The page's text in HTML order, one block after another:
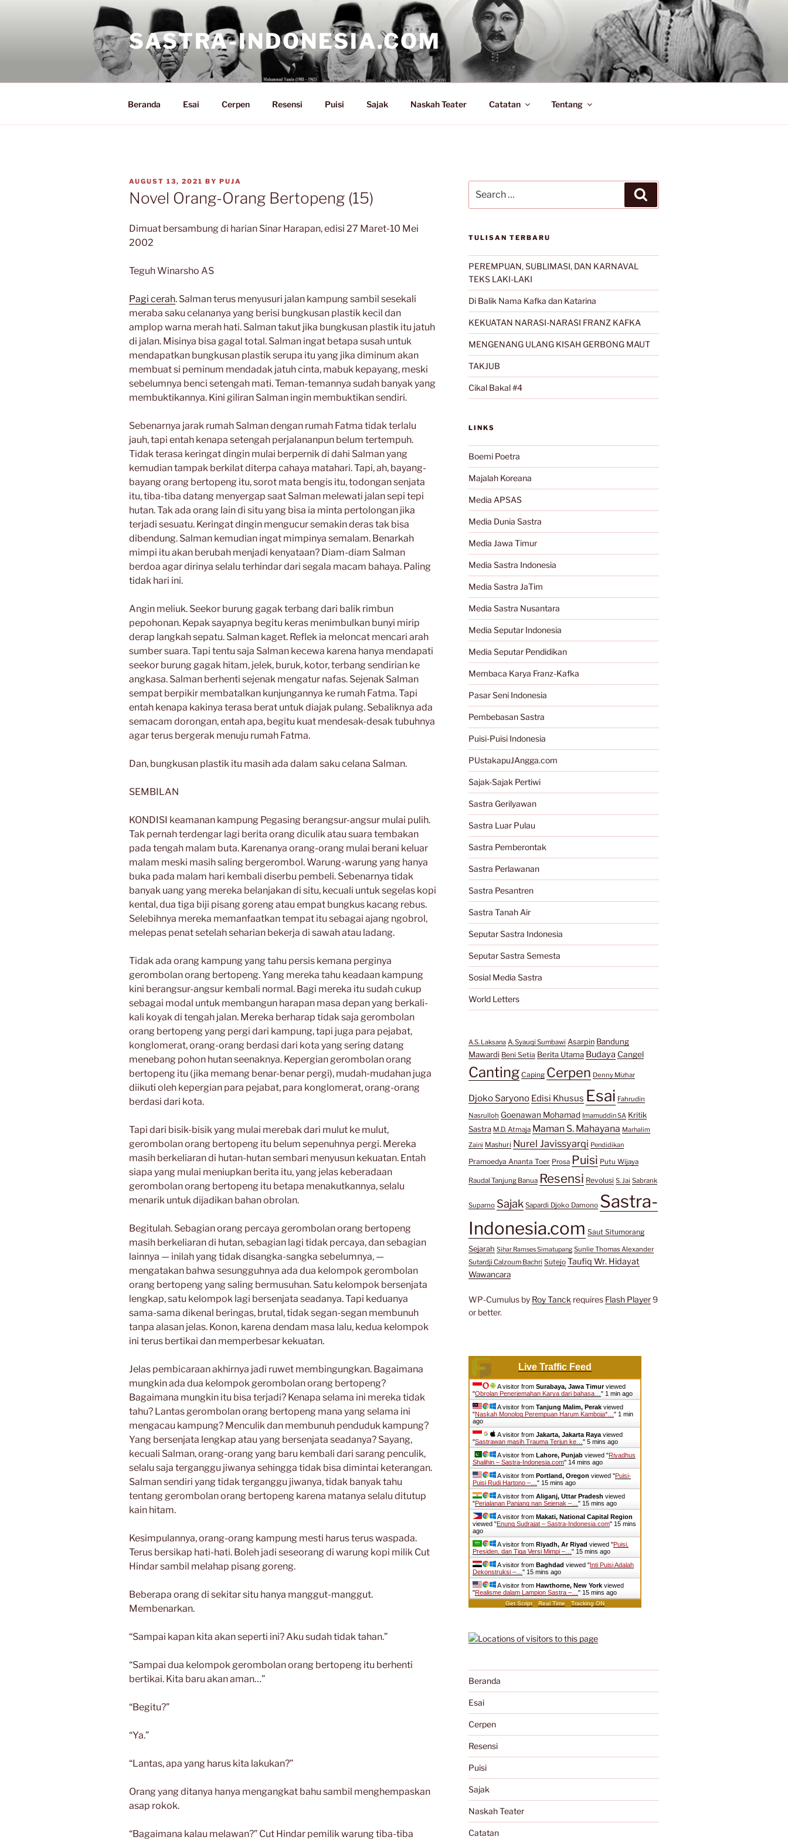
SASTRA-INDONESIA.COM
Beranda Esai Cerpen Resensi Puisi Sajak Naskah Teater Catatan Tentang
POSTED
ON
AUGUST 13, 2021 BY PUJA
Novel Orang-Orang Bertopeng (15)
Dimuat bersambung di harian Sinar Harapan, edisi 27 Maret-10 Mei
2002
Teguh Winarsho AS
Pagi cerah. Salman terus menyusuri jalan kampung sambil sesekali
meraba saku celananya yang berisi bungkusan plastik kecil dan
amplop warna merah hati. Salman takut jika bungkusan plastik itu jatuh
di jalan. Misinya bisa gagal total. Salman ingat betapa susah untuk
mendapatkan bungkusan plastik serupa itu yang jika diminum akan
membuat si peminum mendadak jatuh cinta, mabuk kepayang, meski
sebelumnya benci setengah mati. Teman-temannya sudah banyak yang
membuktikannya. Kini giliran Salman ingin membuktikan sendiri.
Sebenarnya jarak rumah Salman dengan rumah Fatma tidak terlalu
jauh, tapi entah kenapa setengah perjalananpun belum tertempuh.
Tidak terasa keringat dingin mulai berpernik di dahi Salman yang
kemudian tampak berkilat diterpa cahaya matahari. Tapi, ah, bayang-
bayang orang bertopeng itu, sorot mata bengis itu, todongan senjata
itu, tiba-tiba datang menyergap saat Salman melewati jalan sepi tepi
hutan. Tak ada orang lain di situ yang bisa ia minta pertolongan jika
terjadi sesuatu. Keringat dingin mengucur semakin deras tak bisa
dibendung. Salman kemudian ingat mimpinya semalam. Benarkah
mimpi itu akan berubah menjadi kenyataan? Diam-diam Salman
berdoa agar dirinya selalu terhindar dari segala macam bahaya. Paling
tidak hari ini.
Angin meliuk. Seekor burung gagak terbang dari balik rimbun
pepohonan. Kepak sayapnya begitu keras menimbulkan bunyi mirip
derap langkah sepatu. Salman kaget. Reflek ia meloncat mencari arah
sumber suara. Tapi tentu saja Salman kecewa karena hanya mendapati
seekor burung gagak hitam, jelek, buruk, kotor, terbang sendirian ke
angkasa. Salman berhenti sejenak mengatur nafas. Sejenak Salman
sempat berpikir membatalkan kunjungannya ke rumah Fatma. Tapi
entah kenapa kakinya terasa berat untuk diajak pulang. Sebaliknya ada
semacam dorongan, entah apa, begitu kuat mendesak-desak tubuhnya
agar terus bergerak menuju rumah Fatma.
Dan, bungkusan plastik itu masih ada dalam saku celana Salman.
SEMBILAN
KONDISI keamanan kampung Pegasing berangsur-angsur mulai pulih.
Tak pernah terdengar lagi berita orang diculik atau suara tembakan
pada tengah malam buta. Karenanya orang-orang mulai berani keluar
malam meski masih saling bergerombol. Warung-warung yang hanya
buka pada malam hari kembali diserbu pembeli. Sebenarnya tidak
banyak uang yang mereka belanjakan di situ, kecuali untuk segelas kopi
kental, dua tiga biji pisang goreng atau empat bungkus kacang rebus.
Selebihnya mereka memanfaatkan tempat itu sebagai ajang ngobrol,
melepas penat setelah seharian bekerja di sawah atau ladang.
Tidak ada orang kampung yang tahu persis kemana perginya
gerombolan orang bertopeng. Yang mereka tahu keadaan kampung
kini berangsur-angsur kembali normal. Bagi mereka itu sudah cukup
sebagai modal untuk membangun harapan masa depan yang berkali-
kali koyak di tengah jalan. Mereka berharap tidak saja gerombolan
orang bertopeng yang pergi dari kampung, tapi juga para pejabat,
konglomerat, orang-orang berdasi dari kota yang sering datang
menebang pohon hutan seenaknya. Kepergian gerombolan orang
bertopeng itu (jika memang benar-benar pergi), mudah-mudahan juga
diikuti oleh kepergian para pejabat, para konglomerat, orang-orang
berdasi dari kota.
Tapi dari bisik-bisik yang mulai merebak dari mulut ke mulut,
gerombolan orang bertopeng itu belum sepenuhnya pergi. Mereka
masih berkeliaran di hutan-hutan sembari menyusun kekuatan. Entah
siapa yang mulai meniupkan berita itu, yang jelas keberadaan
gerombolan orang bertopeng itu betapa menakutkannya, selalu
menarik untuk dijadikan bahan obrolan.
Begitulah. Sebagian orang percaya gerombolan orang bertopeng
masih berkeliaran di hutan, sebagian lagi tidak percaya, dan sebagian
lainnya — inilah yang tidak disangka-sangka sebelumnya, —
mengatakan bahwa sesungguhnya ada dua kelompok gerombolan
orang bertopeng yang saling bermusuhan. Satu kelompok bersenjata
lengkap, satu kelompok lagi bersenjata seadanya. Tapi keduanya
sama-sama dikenal beringas, brutal, tidak segan-segan membunuh
tanpa alasan jelas. Konon, karena dendam masa lalu, kedua kelompok
ini terus bertikai dan memperbesar kekuatan.
Jelas pembicaraan akhirnya jadi ruwet membingungkan. Bagaimana
mungkin ada dua kelompok gerombolan orang bertopeng?
Bagaimana mungkin itu bisa terjadi? Kenapa selama ini mereka tidak
tahu? Lantas gerombolan orang bertopeng mana yang selama ini
mengacau kampung? Menculik dan membunuh penduduk kampung?
Yang bersenjata lengkap atau yang bersenjata seadanya? Sayang,
kecuali Salman, orang-orang yang baru kembali dari sarang penculik,
selalu saja terganggu jiwanya sehingga tidak bisa dimintai keterangan.
Salman sendiri yang tidak terganggu jiwanya, tidak banyak tahu
tentang gerombolan orang bertopeng karena matanya selalu ditutup
kain hitam.
Kesimpulannya, orang-orang kampung mesti harus terus waspada.
Terus bersikap hati-hati. Boleh jadi seseorang di warung kopi milik Cut
Hindar sambil melahap pisang goreng.
Beberapa orang di sekitar situ hanya manggut-manggut.
Membenarkan.
“Sampai kapan kita akan seperti ini? Aku sudah tidak tahan.”
“Sampai dua kelompok gerombolan orang bertopeng itu berhenti
bertikai. Kita baru akan aman…”
“Begitu?”
“Ya.”
“Lantas, apa yang harus kita lakukan?”
Orang yang ditanya hanya mengangkat bahu sambil menghempaskan
asap rokok.
“Bagaimana kalau melawan?” Cut Hindar pemilik warung tiba-tiba
for:
TULISAN TERBARU
PEREMPUAN, SUBLIMASI, DAN KARNAVAL
TEKS LAKI-LAKI
Di Balik Nama Kafka dan Katarina
KEKUATAN NARASI-NARASI FRANZ KAFKA
MENGENANG ULANG KISAH GERBONG MAUT
TAKJUB
Cikal Bakal #4
LINKS
Boemi Poetra
Majalah Koreana
Media APSAS
Media Dunia Sastra
Media Jawa Timur
Media Sastra Indonesia
Media Sastra JaTim
Media Sastra Nusantara
Media Seputar Indonesia
Media Seputar Pendidikan
Membaca Karya Franz-Kafka
Pasar Seni Indonesia
Pembebasan Sastra
Puisi-Puisi Indonesia
PUstakapuJAngga.com
Sajak-Sajak Pertiwi
Sastra Gerilyawan
Sastra Luar Pulau
Sastra Pemberontak
Sastra Perlawanan
Sastra Pesantren
Sastra Tanah Air
Seputar Sastra Indonesia
Seputar Sastra Semesta
Sosial Media Sastra
World Letters
A.S. Laksana A. Syauqi Sumbawi Asarpin Bandung
Mawardi Beni Setia Berita Utama Budaya Cangel
Canting Caping Cerpen Denny Mizhar
Djoko Saryono Edisi Khusus Esai Fahrudin
Nasrulloh Goenawan Mohamad Imamuddin SA Kritik
Sastra M.D. Atmaja Maman S. Mahayana Marhalim
Zaini Mashuri Nurel Javissyarqi Pendidikan
Pramoedya Ananta Toer Prosa Puisi Putu Wijaya
Raudal Tanjung Banua Resensi Revolusi S. Jai Sabrank
Suparno Sajak Sapardi Djoko Damono Sastra-
Indonesia.com Saut Situmorang
Sejarah Sihar Ramses Simatupang Sunlie Thomas Alexander
Sutardji Calzoum Bachri Sutejo Taufiq Wr. Hidayat
Wawancara
WP-Cumulus by Roy Tanck requires Flash Player9
or better.
Live Traffic Feed
A visitor from Surabaya, Jawa Timurviewed
"Obrolan Penerjemahan Karya dari bahasa… " 1 min ago
A visitor from Tanjung Malim, Perakviewed
"Naskah Monolog Perempuan Harum Kamboja*… " 1 min
ago
A visitor from Jakarta, Jakarta Rayaviewed
"Sastrawan masih Trauma Terjun ke… " 5 mins ago
A visitor from Lahore, Punjabviewed "Riyadhus
Shalihin – Sastra-Indonesia.com" 14 mins ago
A visitor from Portland, Oregon viewed "Puisi-
Puisi Rudi Hartono –… " 15 mins ago
A visitor from Aliganj, Uttar Pradesh viewed
"Perjalanan Panjang nan Sejenak –… " 15 mins ago
A visitor from Makati, National Capital Region
viewed "Enung Sudrajat – Sastra-Indonesia.com" 15 mins
ago
A visitor from Riyadh, Ar Riyad viewed "Puisi,
Presiden, dan Tiga Versi Mimpi –… " 15 mins ago
A visitor from Baghdad viewed "Inti Puisi Adalah
Dekonstruksi –… " 15 mins ago
A visitor from Hawthorne, New Yorkviewed
"Realisme dalam Lampion Sastra –… " 15 mins ago
Get Script Real Time Tracking ON
Beranda
Esai
Cerpen
Resensi
Puisi
Sajak
Naskah Teater
Catatan